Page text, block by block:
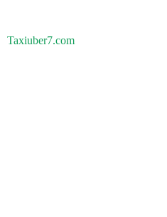
Taxiuber7.com